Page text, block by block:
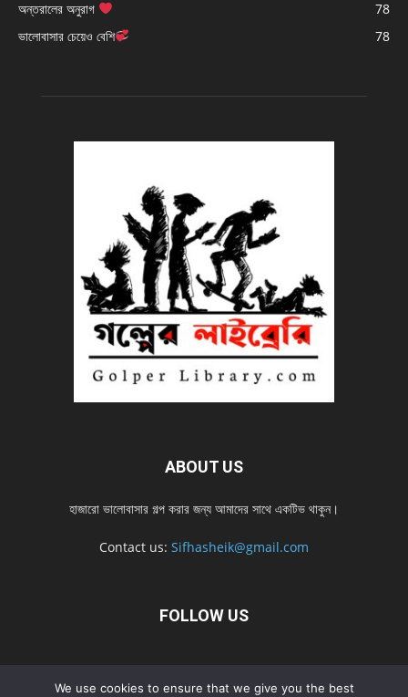
অন্তরালের অনুরাগ
78
ভালোবাসার চেয়েও বেশি
78
ABOUT US
হাজারো ভালোবাসার গল্প করার জন্য আমাদের সাথে একটিভ থাকুন।
Contact us: Sifhasheik@gmail.com
FOLLOW US
Home Contact us Privacy Policy শ্রেনী শ্রেনী – mobile
We use cookies to ensure that we give you the best